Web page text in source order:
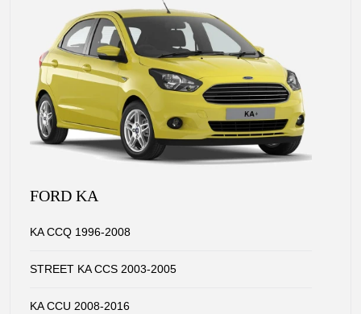
FORD KA
KA CCQ 1996-2008
STREET KA CCS 2003-2005
KA CCU 2008-2016